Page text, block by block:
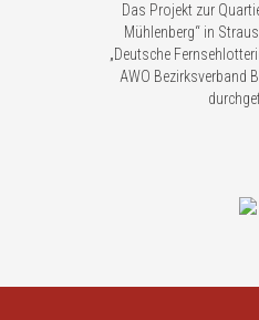
Das Projekt zur
Mühlenberg“ in
„Deutsche
AWO Bezirksverband